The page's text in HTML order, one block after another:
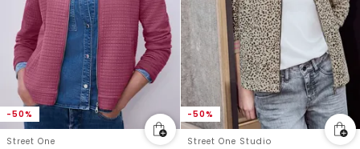
-50%
Street One
-50%
Street One Studio